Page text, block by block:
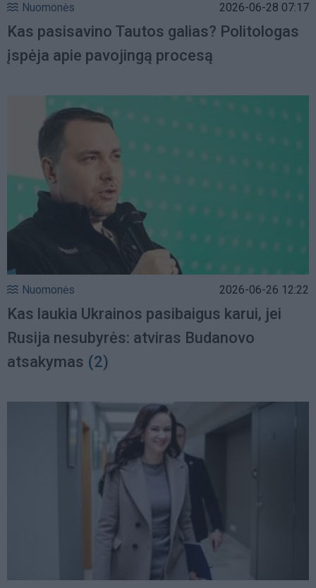
Nuomonės 2026-06-28 07:17
Kas pasisavino Tautos galias? Politologas
įspėja apie pavojingą procesą
Nuomonės 2026-06-26 12:22
Kas laukia Ukrainos pasibaigus karui, jei
Rusija nesubyrės: atviras Budanovo
atsakymas (2)